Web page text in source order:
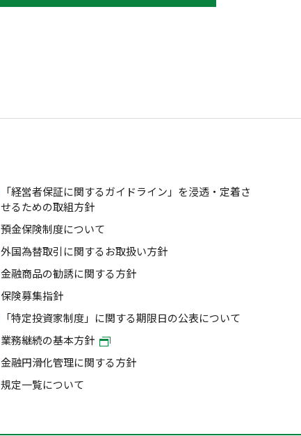
「経営者保証に関するガイドライン」を浸透・定着さ
せるための取組方針
預金保険制度について
外国為替取引に関するお取扱い方針
金融商品の勧誘に関する方針
保険募集指針
「特定投資家制度」に関する期限日の公表について
業務継続の基本方針
金融円滑化管理に関する方針
規定一覧について